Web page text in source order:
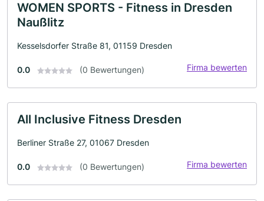
WOMEN SPORTS - Fitness in Dresden
Naußlitz
Kesselsdorfer Straße 81, 01159 Dresden
0.0 (0 Bewertungen) Firma bewerten
All Inclusive Fitness Dresden
Berliner Straße 27, 01067 Dresden
0.0 (0 Bewertungen) Firma bewerten